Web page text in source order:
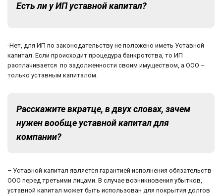
Есть ли у ИП уставной капитал?
-Нет, для ИП по законодательству не положено иметь Уставной
капитал. Если происходит процедура банкротства, то ИП
расплачивается по задолженности своим имуществом, а ООО –
только уставным капиталом.
Расскажите вкратце, в двух словах, зачем
нужен вообще уставной капитал для
компании?
– Уставной капитал является гарантией исполнения обязательств
ООО перед третьими лицами. В случае возникновения убытков,
уставной капитал может быть использован для покрытия долгов